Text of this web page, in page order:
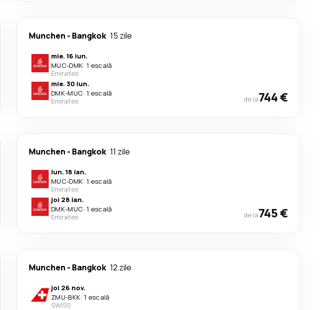
Munchen - Bangkok 15 zile
mie. 16 iun.
MUC-DMK· 1 escală
Emirates
mie. 30 iun.
DMK-MUC· 1 escală
Emirates
de la744 €
Munchen - Bangkok 11 zile
lun. 18 ian.
MUC-DMK· 1 escală
Emirates
joi 28 ian.
DMK-MUC· 1 escală
Emirates
de la745 €
Munchen - Bangkok 12 zile
joi 26 nov.
ZMU-BKK· 1 escală
SWISS